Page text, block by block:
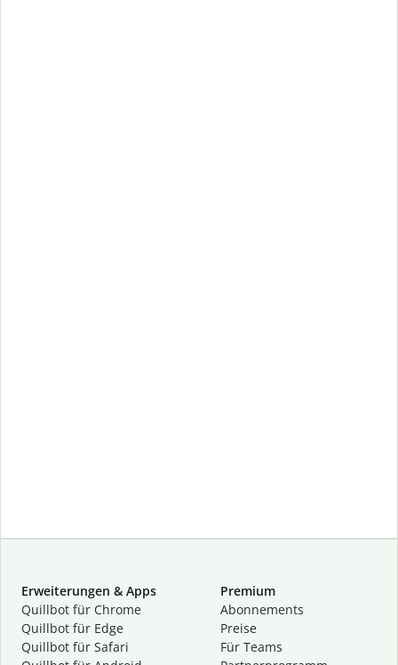
Erweiterungen & Apps
Quillbot für Chrome
Quillbot für Edge
Quillbot für Safari
Premium
Abon­ne­ments
Preise
Für Teams